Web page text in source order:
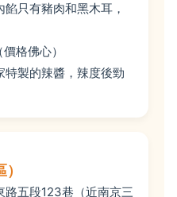
只有豬肉和黑木耳，
格佛心）
特製的辣醬，辣度後勁
路五段123巷（近南京三